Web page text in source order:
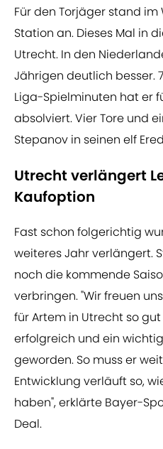
Für den Torjäger stand
Station an. Dieses Mal in
Utrecht. In den
Jährigen deutlich besser.
Liga-Spielminuten hat er
absolviert. Vier Tore und
Stepanov in seinen elf
Utrecht verlängert
Kaufoption
Fast schon folgerichtig
weiteres Jahr verlängert.
noch die kommende
verbringen. "Wir freuen
für Artem in Utrecht so
erfolgreich und ein
geworden. So muss er
Entwicklung verläuft so,
haben", erklärte Bayer-
Deal.